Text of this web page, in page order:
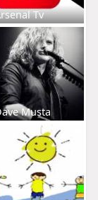
Tv
Musta